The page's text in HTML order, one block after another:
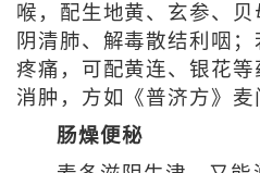
喉，配生地黄、玄参、
阴清肺、解毒散结利咽
疼痛，可配黄连、银花
消肿，方如《普济方》麦
肠燥便秘